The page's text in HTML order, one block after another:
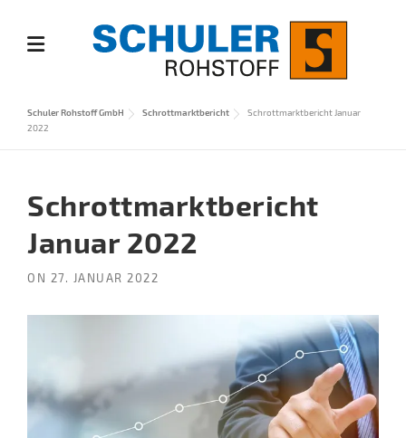
content
Schuler Rohstoff GmbH Schrottmarktbericht
Schrottmarktbericht Januar
2022
Schrottmarktbericht
Januar 2022
ON 27. JANUAR 2022